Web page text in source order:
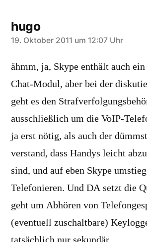
hugo
sagt:
19. Oktober 2011 um 12:07 Uhr
ähmm, ja, Skype enthält auch
Chat-Modul, aber bei der
geht es den
ausschließlich um die VoIP-
ja erst nötig, als auch der
verstand, dass Handys leicht
sind, und auf eben Skype
Telefonieren. Und DA setzt die
geht um Abhören von
(eventuell zuschaltbare)